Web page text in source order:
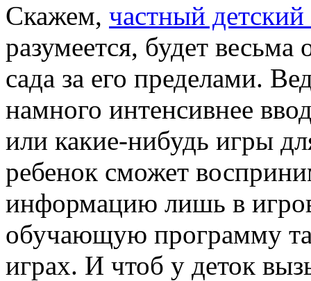
Скажем, частный
разумеется, будет весьма
сада за его пределами.
намного интенсивнее
или какие-нибудь игры
ребенок сможет
информацию лишь в
обучающую программу
играх. И чтоб у деток